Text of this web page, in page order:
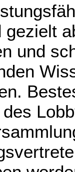
gezielt
und